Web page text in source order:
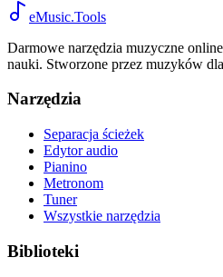
eMusic.Tools
Darmowe narzędzia muzyczne
nauki. Stworzone przez muzyków
Narzędzia
Separacja ścieżek
Edytor audio
Pianino
Metronom
Tuner
Wszystkie narzędzia
Biblioteki